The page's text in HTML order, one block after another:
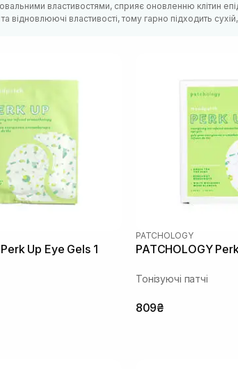
властивостями, сприяє оновленню клітин
відновлюючі властивості, тому гарно підходить сухій,
Up Eye Gels 1
PATCHOLOGY
PATCHOLOGY
Тонізуючі патчі
809₴